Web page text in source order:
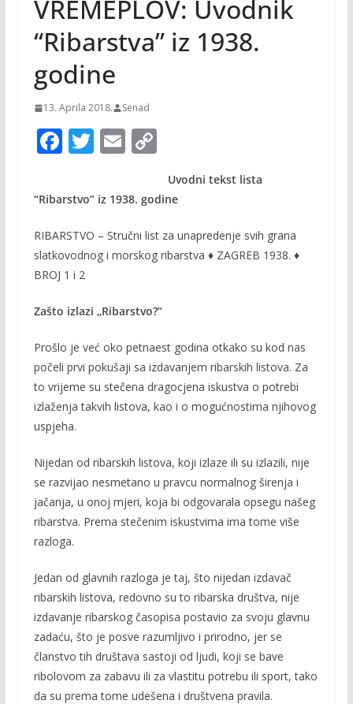
VREMEPLOV: Uvodnik
“Ribarstva” iz 1938.
godine
13. Aprila 2018. Senad
F
e
o
o
T
itt
E
ai
C
p
Li
n
Uvodni tekst lista
“Ribarstvo” iz 1938. godine
RIBARSTVO – Stručni list za unapredenje svih grana
slatkovodnog i morskog ribarstva ♦ ZAGREB 1938. ♦
BROJ 1 i 2
Zašto izlazi „Ribarstvo?”
Prošlo je već oko petnaest godina otkako su kod nas
počeli prvi pokušaji sa izdavanjem ribarskih listova. Za
to vrijeme su stečena dragocjena iskustva o potrebi
izlaženja takvih listova, kao i o mogućnostima njihovog
uspjeha.
Nijedan od ribarskih listova, koji izlaze ili su izlazili, nije
se razvijao nesmetano u pravcu normalnog širenja i
jačanja, u onoj mjeri, koja bi odgovarala opsegu našeg
ribarstva. Prema stečenim iskustvima ima tome više
razloga.
Jedan od glavnih razloga je taj, što nijedan izdavač
ribarskih listova, redovno su to ribarska društva, nije
izdavanje ribarskog časopisa postavio za svoju glavnu
zadaću, što je posve razumljivo i prirodno, jer se
članstvo tih društava sastoji od ljudi, koji se bave
ribolovom za zabavu ili za vlastitu potrebu ili sport, tako
da su prema tome udešena i društvena pravila.